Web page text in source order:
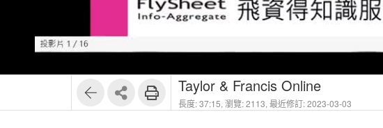
18
Taylor & Francis Online
長度: 37:15, 瀏覽: 2113, 最近修訂: 2023-03-03